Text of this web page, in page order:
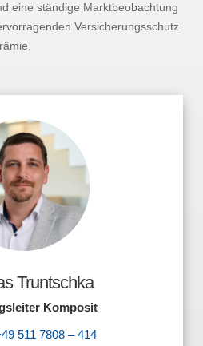
eine ständige Marktbeobachtung
Versicherungsschutz
Truntschka
Komposit
511 7808 – 414